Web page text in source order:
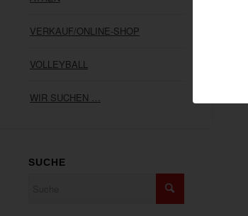
VERKAUF/ONLINE-SHOP
VOLLEYBALL
WIR SUCHEN …
SUCHE